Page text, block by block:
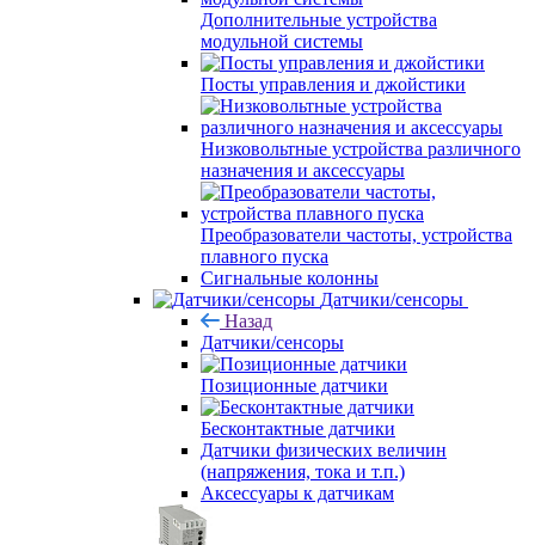
Дополнительные устройства
модульной системы
Посты управления и джойстики
Низковольтные устройства различного
назначения и аксессуары
Преобразователи частоты, устройства
плавного пуска
Сигнальные колонны
Датчики/сенсоры
Назад
Датчики/сенсоры
Позиционные датчики
Бесконтактные датчики
Датчики физических величин
(напряжения, тока и т.п.)
Аксессуары к датчикам